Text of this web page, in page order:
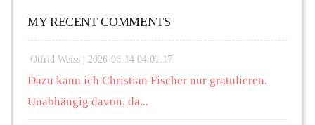
MY RECENT COMMENTS
Otfrid Weiss | 2026-06-14 04:01:17
Dazu kann ich Christian Fischer nur gratulieren.
Unabhängig davon, da...